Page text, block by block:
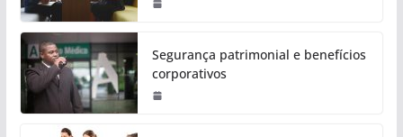
Segurança patrimonial e benefícios
corporativos